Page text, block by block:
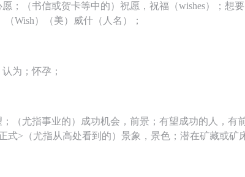
愿；（书信或贺卡等中的）祝愿，祝福（wishes）；想
Wish）（美）威什（人名）；
为；怀孕；
（尤指事业的）成功机会，前景；有望成功的人，有
式>（尤指从高处看到的）景象，景色；潜在矿藏或矿